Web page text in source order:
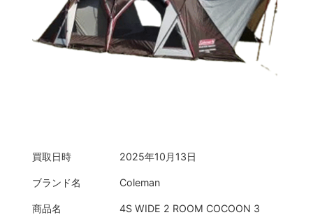
買取日時 2025年10月13日
ブランド名 Coleman
商品名 4S WIDE 2 ROOM COCOON 3